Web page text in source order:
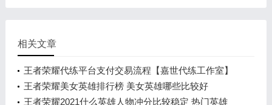
相关文章
王者荣耀代练平台支付交易流程【嘉世代练工作室】
王者荣耀美女英雄排行榜 美女英雄哪些比较好
王者荣耀2021什么英雄人物冲分比较稳定 热门英雄